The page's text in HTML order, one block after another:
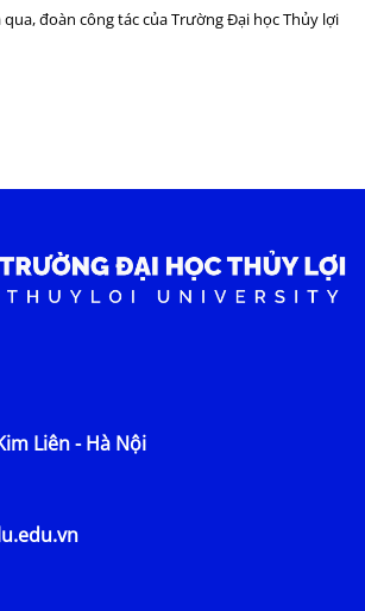
đoàn công tác của Trường Đại học Thủy lợi
Liên - Hà Nội